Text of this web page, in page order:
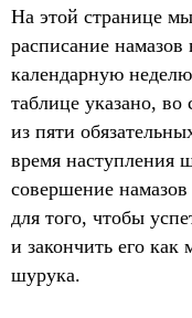
На этой странице
расписание
календарную
таблице указано,
из пяти
время наступления
совершение
для того, чтобы
и закончить его
шурука.